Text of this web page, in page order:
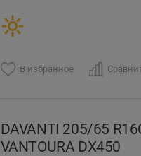
В избранное
DAVANTI 205/65
VANTOURA DX450